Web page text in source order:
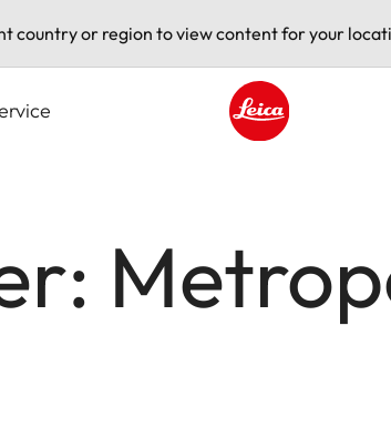
country or region to view content for your